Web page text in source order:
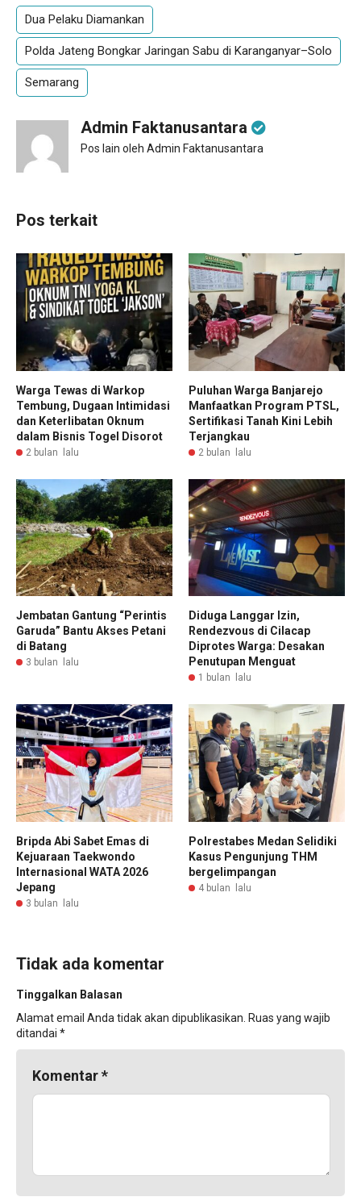
Dua Pelaku Diamankan
Polda Jateng Bongkar Jaringan Sabu di Karanganyar–Solo
Semarang
Admin Faktanusantara
Pos lain oleh Admin Faktanusantara
Pos terkait
Warga Tewas di Warkop
Tembung, Dugaan Intimidasi
dan Keterlibatan Oknum
dalam Bisnis Togel Disorot
2 bulan lalu
Puluhan Warga Banjarejo
Manfaatkan Program PTSL,
Sertifikasi Tanah Kini Lebih
Terjangkau
2 bulan lalu
Jembatan Gantung “Perintis
Garuda” Bantu Akses Petani
di Batang
3 bulan lalu
Diduga Langgar Izin,
Rendezvous di Cilacap
Diprotes Warga: Desakan
Penutupan Menguat
1 bulan lalu
Bripda Abi Sabet Emas di
Kejuaraan Taekwondo
Internasional WATA 2026
Jepang
3 bulan lalu
Polrestabes Medan Selidiki
Kasus Pengunjung THM
bergelimpangan
4 bulan lalu
Tidak ada komentar
Tinggalkan Balasan
Alamat email Anda tidak akan dipublikasikan. Ruas yang wajib
ditandai *
Komentar*